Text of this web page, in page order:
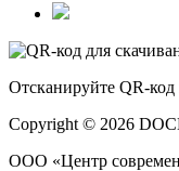
Отсканируйте QR-код
Copyright © 2026
ООО «Центр